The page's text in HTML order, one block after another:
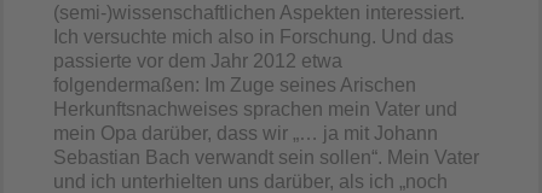
(semi-)wissenschaftlichen Aspekten interessiert.
Ich versuchte mich also in Forschung. Und das
passierte vor dem Jahr 2012 etwa
folgendermaßen: Im Zuge seines Arischen
Herkunftsnachweises sprachen mein Vater und
mein Opa darüber, dass wir „… ja mit Johann
Sebastian Bach verwandt sein sollen“. Mein Vater
und ich unterhielten uns darüber, als ich „noch